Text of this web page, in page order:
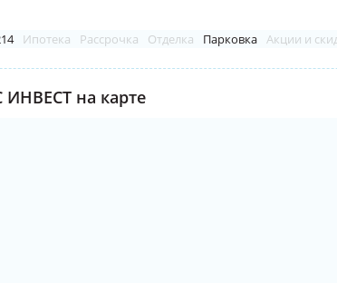
Ипотека Рассрочка Отделка Парковка Акции и
на карте